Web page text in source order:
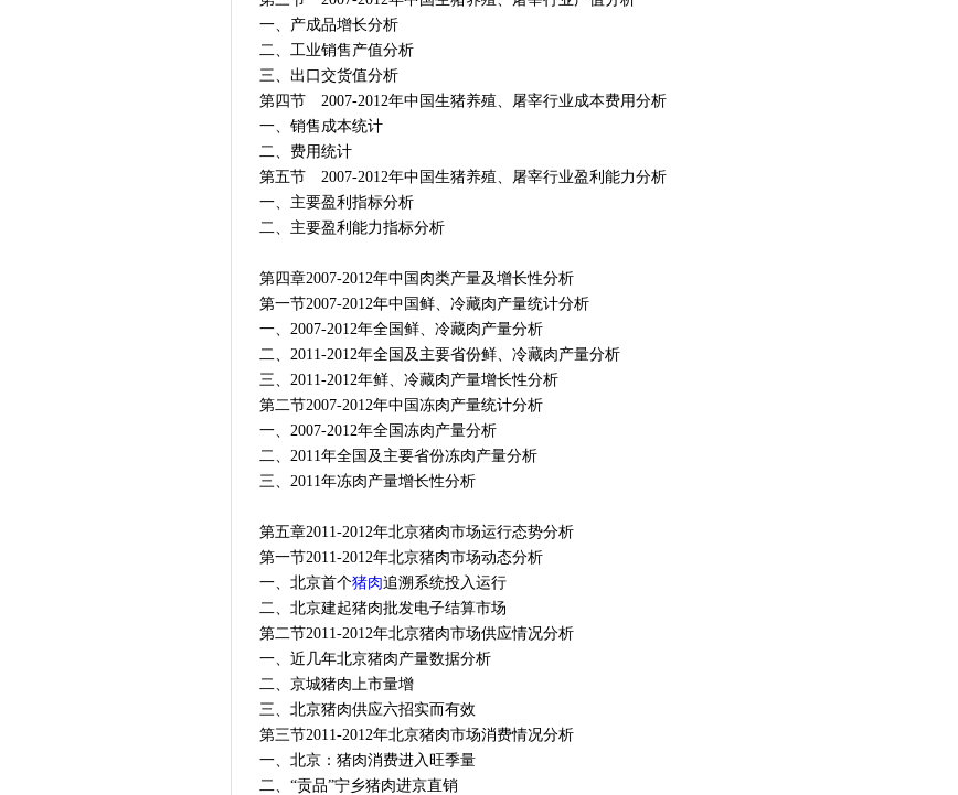
一、产成品增长分析
二、工业销售产值分析
三、出口交货值分析
第四节 2007-2012年中国生猪养殖、屠宰行业成本费用分析
一、销售成本统计
二、费用统计
第五节 2007-2012年中国生猪养殖、屠宰行业盈利能力分析
一、主要盈利指标分析
二、主要盈利能力指标分析
第四章2007-2012年中国肉类产量及增长性分析
第一节2007-2012年中国鲜、冷藏肉产量统计分析
一、2007-2012年全国鲜、冷藏肉产量分析
二、2011-2012年全国及主要省份鲜、冷藏肉产量分析
三、2011-2012年鲜、冷藏肉产量增长性分析
第二节2007-2012年中国冻肉产量统计分析
一、2007-2012年全国冻肉产量分析
二、2011年全国及主要省份冻肉产量分析
三、2011年冻肉产量增长性分析
第五章2011-2012年北京猪肉市场运行态势分析
第一节2011-2012年北京猪肉市场动态分析
一、北京首个猪肉追溯系统投入运行
二、北京建起猪肉批发电子结算市场
第二节2011-2012年北京猪肉市场供应情况分析
一、近几年北京猪肉产量数据分析
二、京城猪肉上市量增
三、北京猪肉供应六招实而有效
第三节2011-2012年北京猪肉市场消费情况分析
一、北京：猪肉消费进入旺季量
二、“贡品”宁乡猪肉进京直销